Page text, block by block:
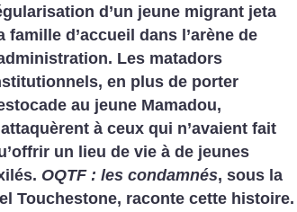
d’un jeune migrant jeta
famille d’accueil dans l’arène de
Les matadors
en plus de porter
au jeune Mamadou,
à ceux qui n’avaient fait
un lieu de vie à de jeunes
OQTF : les condamnés, sous la
Touchestone, raconte cette histoire.